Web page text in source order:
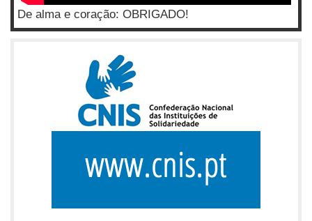
De alma e coração: OBRIGADO!